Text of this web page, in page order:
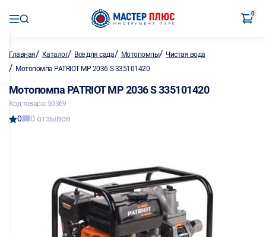
0
Главная/ Каталог/ Все для сада/ Мотопомпы/Чистая вода
/ Мотопомпа PATRIOT MP 2036 S 335101420
Мотопомпа PATRIOT MP 2036 S 335101420
Код товара: 50369
0 0 отзывов